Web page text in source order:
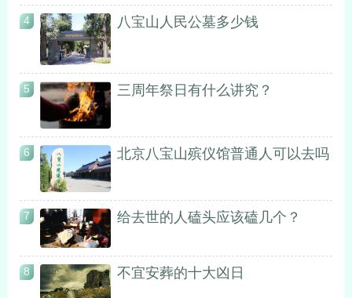
4 八宝山人民公墓多少钱
5 三周年祭日有什么讲究？
6 北京八宝山殡仪馆普通人可以去吗
7 给去世的人磕头应该磕几个？
8 不宜安葬的十大凶日